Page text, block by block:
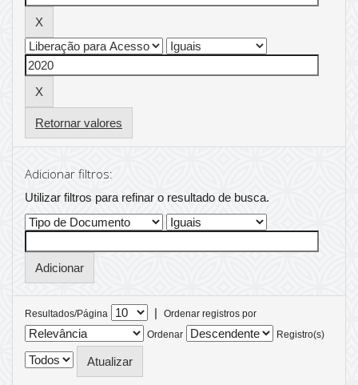
Retornar valores
Adicionar filtros:
Utilizar filtros para refinar o resultado de busca.
Resultados/Página |
Ordenar registros por
Ordenar
Registro(s)